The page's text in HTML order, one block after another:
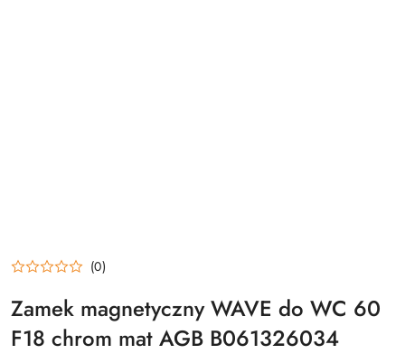
(0)
Zamek magnetyczny WAVE do WC 60
F18 chrom mat AGB B061326034